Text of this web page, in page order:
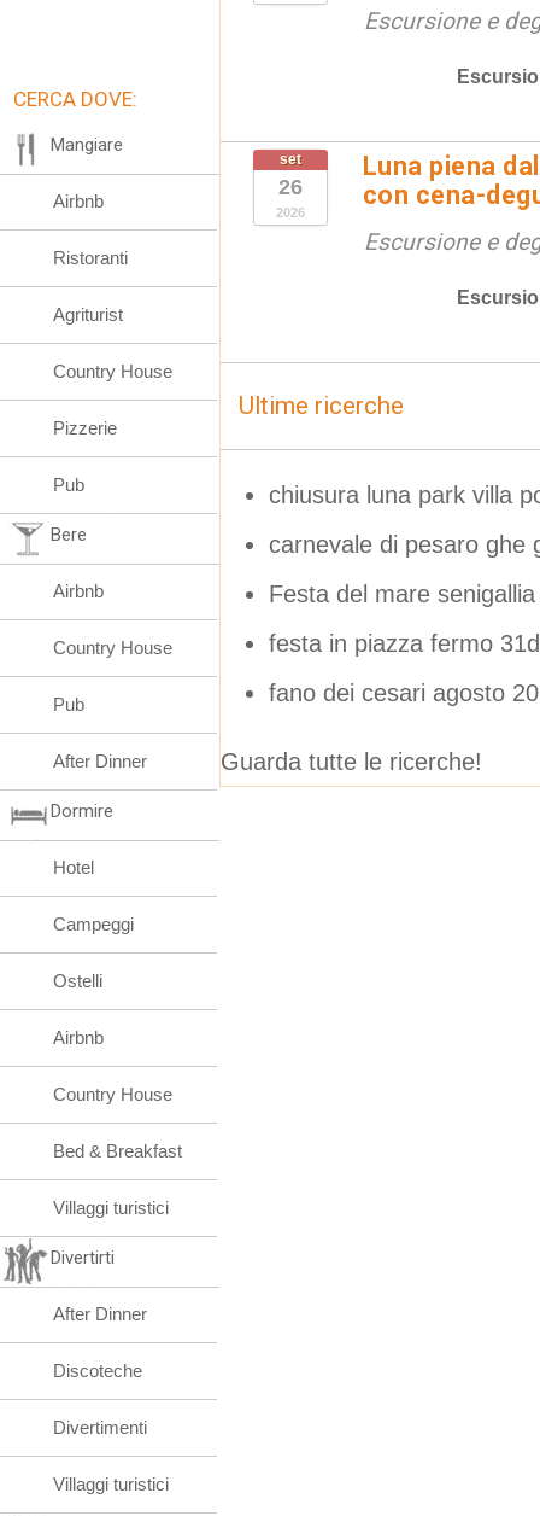
Escursione e
set
26
2026
Luna piena
con cena-
Escursione e
Ultime ricerche
chiusura luna park villa
carnevale di pesaro ghe
Festa del mare senigallia
festa in piazza fermo
fano dei cesari agosto
Guarda tutte le ricerche!
CERCA DOVE:
Mangiare
Airbnb
Ristoranti
Agriturist
Country House
Pizzerie
Pub
Bere
Airbnb
Country House
Pub
After Dinner
Dormire
Hotel
Campeggi
Ostelli
Airbnb
Country House
Bed & Breakfast
Villaggi turistici
Divertirti
After Dinner
Discoteche
Divertimenti
Villaggi turistici